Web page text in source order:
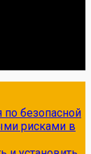
по безопасной
рисками в